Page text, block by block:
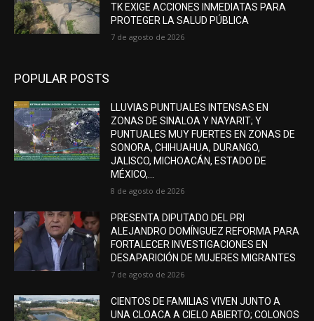
TK EXIGE ACCIONES INMEDIATAS PARA
PROTEGER LA SALUD PÚBLICA
7 de agosto de 2026
POPULAR POSTS
LLUVIAS PUNTUALES INTENSAS EN
ZONAS DE SINALOA Y NAYARIT; Y
PUNTUALES MUY FUERTES EN ZONAS DE
SONORA, CHIHUAHUA, DURANGO,
JALISCO, MICHOACÁN, ESTADO DE
MÉXICO,...
8 de agosto de 2026
PRESENTA DIPUTADO DEL PRI
ALEJANDRO DOMÍNGUEZ REFORMA PARA
FORTALECER INVESTIGACIONES EN
DESAPARICIÓN DE MUJERES MIGRANTES
7 de agosto de 2026
CIENTOS DE FAMILIAS VIVEN JUNTO A
UNA CLOACA A CIELO ABIERTO; COLONOS